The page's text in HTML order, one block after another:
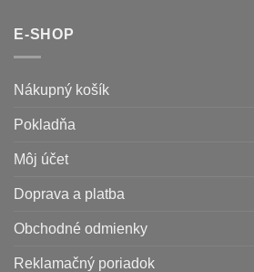
E-SHOP
Nákupný košík
Pokladňa
Môj účet
Doprava a platba
Obchodné odmienky
Reklamačný poriadok